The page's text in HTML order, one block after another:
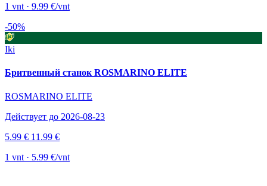
1 vnt · 9.99 €/vnt
-50%
Iki
Бритвенный станок ROSMARINO ELITE
ROSMARINO ELITE
Действует до 2026-08-23
5.99 € 11.99 €
1 vnt · 5.99 €/vnt